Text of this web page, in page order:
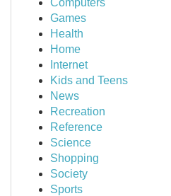
Computers
Games
Health
Home
Internet
Kids and Teens
News
Recreation
Reference
Science
Shopping
Society
Sports